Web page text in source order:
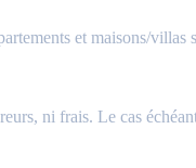
et maisons/
ni frais. Le cas